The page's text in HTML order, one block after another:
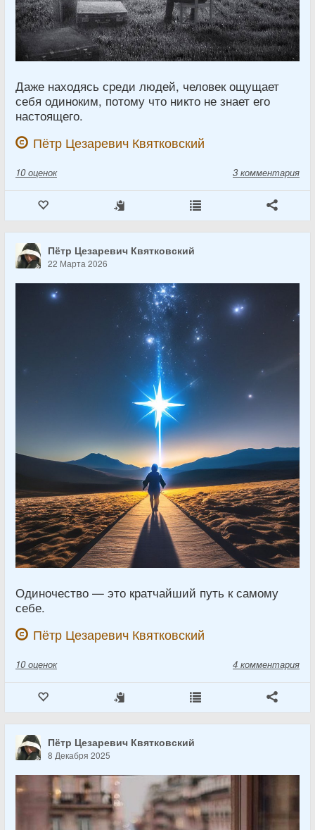
Даже находясь среди людей, человек ощущает
себя одиноким, потому что никто не знает его
настоящего.
Пётр Цезаревич Квятковский
10 оценок 3 комментария
Пётр Цезаревич Квятковский
22 Марта 2026
Одиночество — это кратчайший путь к самому
себе.
Пётр Цезаревич Квятковский
10 оценок 4 комментария
Пётр Цезаревич Квятковский
8 Декабря 2025